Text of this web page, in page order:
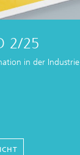
2/25
in der Industrie